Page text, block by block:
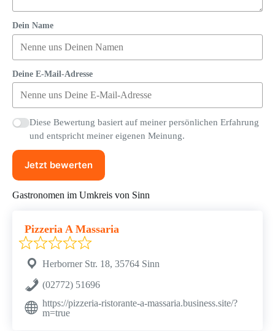
Dein Name
Deine E-Mail-Adresse
Diese Bewertung basiert auf meiner persönlichen Erfahrung
und entspricht meiner eigenen Meinung.
Jetzt bewerten
Gastronomen im Umkreis von Sinn
Pizzeria A Massaria
Herborner Str. 18, 35764 Sinn
(02772) 51696
https://pizzeria-ristorante-a-massaria.business.site/?
m=true